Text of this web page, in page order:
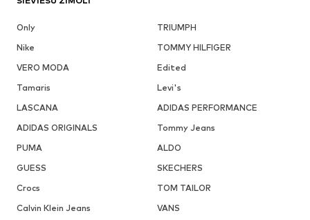
Only
TRIUMPH
Nike
TOMMY HILFIGER
VERO MODA
Edited
Tamaris
Levi's
LASCANA
ADIDAS PERFORMANCE
ADIDAS ORIGINALS
Tommy Jeans
PUMA
ALDO
GUESS
SKECHERS
Crocs
TOM TAILOR
Calvin Klein Jeans
VANS